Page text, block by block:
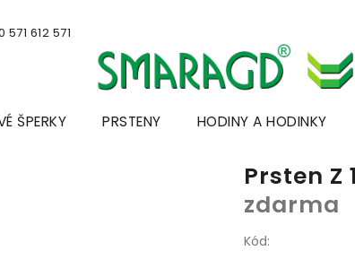
571 612 571
ŠPERKY PRSTENY HODINY A HODINKY
Prsten Z
zdarma
Kód: